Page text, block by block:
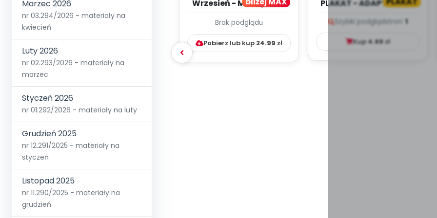
Marzec 2026
nr 03.294/2026 - materiały na
kwiecień
Luty 2026
nr 02.293/2026 - materiały na
marzec
Styczeń 2026
nr 01.292/2026 - materiały na luty
Grudzień 2025
nr 12.291/2025 - materiały na
styczeń
Listopad 2025
nr 11.290/2025 - materiały na
grudzień
Wrzesień - MIESIĘCZNY
WYCHOWAWCZO –
DYDAKTYC...
Brak podglądu
Pobierz lub kup 24.99 zł
PLAKAT - ADAPTACJA -
Szybki podgląd stron: 1
Kup4.99zł